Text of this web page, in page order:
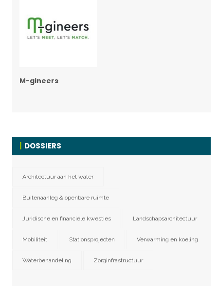
M-gineers
DOSSIERS
Architectuur aan het water
Buitenaanleg & openbare ruimte
Juridische en financiële kwesties Landschapsarchitectuur
Mobiliteit Stationsprojecten Verwarming en koeling
Waterbehandeling Zorginfrastructuur